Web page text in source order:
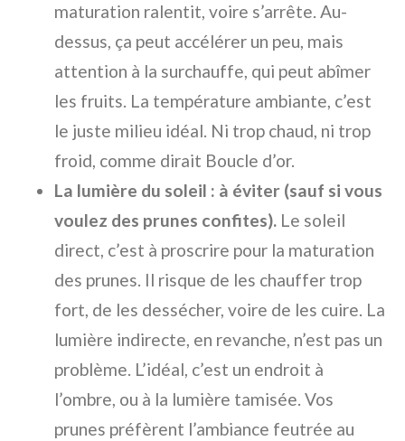
maturation ralentit, voire s’arrête. Au-
dessus, ça peut accélérer un peu, mais
attention à la surchauffe, qui peut abîmer
les fruits. La température ambiante, c’est
le juste milieu idéal. Ni trop chaud, ni trop
froid, comme dirait Boucle d’or.
La lumière du soleil : à éviter (sauf si vous
voulez des prunes confites). Le soleil
direct, c’est à proscrire pour la maturation
des prunes. Il risque de les chauffer trop
fort, de les dessécher, voire de les cuire. La
lumière indirecte, en revanche, n’est pas un
problème. L’idéal, c’est un endroit à
l’ombre, ou à la lumière tamisée. Vos
prunes préfèrent l’ambiance feutrée au